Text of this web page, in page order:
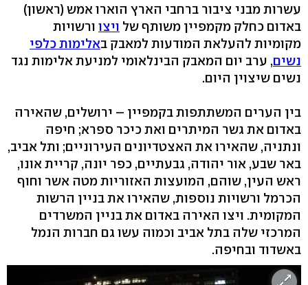
עשרות מבני ציבור ברחבי הארץ הוארו אמש (ראשון)
באדום כחלק מקמפיין משותף של ויצו ורשויות
מקומיות להעלאת המודעות למאבק באלימות כלפי
נשים, ערב יום המאבק הבינלאומי למניעת אלימות נגד
נשים שיצוין היום.
בין הערים המשתתפות בקמפיין – ירושלים, שהאירה
באדום את גשר המיתרים ואת כיכר ספרא; חיפה
ונתניה, שהאירו את האצטדיונים העירוניים; ותל אביב,
באר שבע, אור יהודה, גבעתיים, כפר יונה, קריית אונו,
ראש העין, שוהם, המועצות האזוריות מטה אשר וחוף
הכרמל ורשויות נוספות, שהאירו את בניין הרשות
המקומית. ויצו האירה באדום את בניין המשרדים
המרכזי שלה בתל אביב וכמוה עשו גם חברות הנמל
באשדוד ובחיפה.